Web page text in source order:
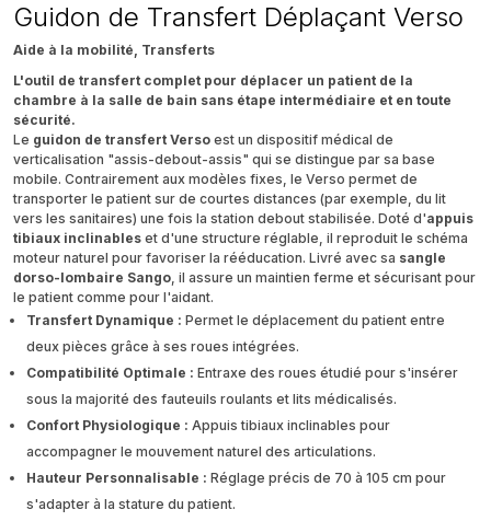
Guidon de Transfert Déplaçant Verso
Aide à la mobilité, Transferts
L'outil de transfert complet pour déplacer un patient de la
chambre à la salle de bain sans étape intermédiaire et en toute
sécurité.
Le guidon de transfert Verso est un dispositif médical de
verticalisation "assis-debout-assis" qui se distingue par sa base
mobile. Contrairement aux modèles fixes, le Verso permet de
transporter le patient sur de courtes distances (par exemple, du lit
vers les sanitaires) une fois la station debout stabilisée. Doté d'appuis
tibiaux inclinables et d'une structure réglable, il reproduit le schéma
moteur naturel pour favoriser la rééducation. Livré avec sa sangle
dorso-lombaire Sango, il assure un maintien ferme et sécurisant pour
le patient comme pour l'aidant.
Transfert Dynamique : Permet le déplacement du patient entre
deux pièces grâce à ses roues intégrées.
Compatibilité Optimale : Entraxe des roues étudié pour s'insérer
sous la majorité des fauteuils roulants et lits médicalisés.
Confort Physiologique : Appuis tibiaux inclinables pour
accompagner le mouvement naturel des articulations.
Hauteur Personnalisable : Réglage précis de 70 à 105 cm pour
s'adapter à la stature du patient.